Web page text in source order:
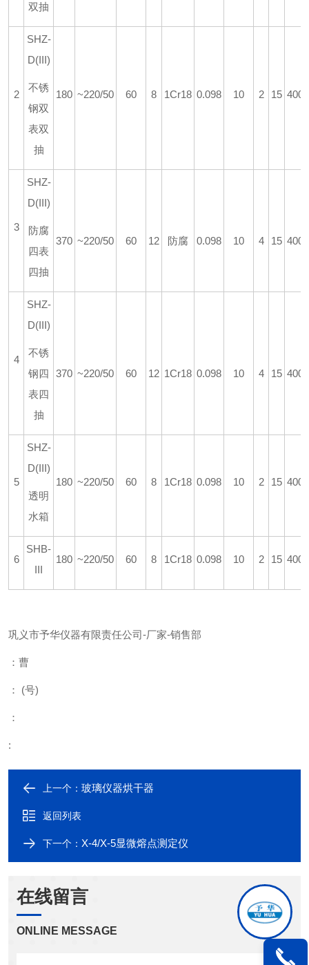
双抽
2
SHZ-
D(III)
不锈
钢双
表双
抽
180 ~220/50 60 8 1Cr18 0.098 10 2 15
3
SHZ-
D(III)
防腐
四表
四抽
370 ~220/50 60 12 防腐 0.098 10 4 15
4
SHZ-
D(III)
不锈
钢四
表四
抽
370 ~220/50 60 12 1Cr18 0.098 10 4 15
5
SHZ-
D(III)
透明
水箱
180 ~220/50 60 8 1Cr18 0.098 10 2 15
6
SHB-
III
180 ~220/50 60 8 1Cr18 0.098 10 2 15
巩义市予华仪器有限责任公司-厂家-销售部
：曹
： (号)
：
:
上一个： 玻璃仪器烘干器
返回列表
下一个： X-4/X-5显微熔点测定仪
在线留言
ONLINE MESSAGE